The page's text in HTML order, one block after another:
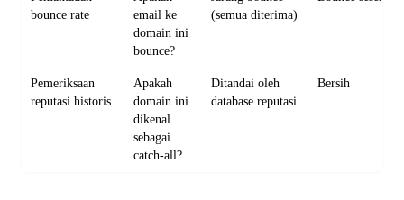
bounce rate
email ke
domain ini
bounce?
(semua diterima)
Pemeriksaan
reputasi historis
Apakah
domain ini
dikenal
sebagai
catch-all?
Ditandai oleh
database reputasi
Bersih